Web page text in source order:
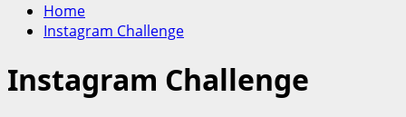
Home
Instagram Challenge
Instagram Challenge